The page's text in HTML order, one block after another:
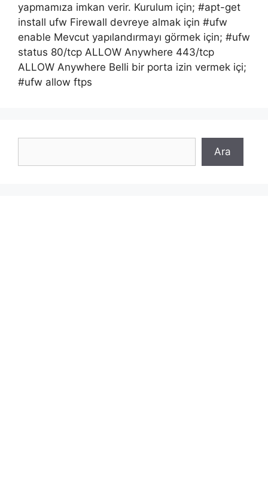
yapmamıza imkan verir. Kurulum için; #apt-get
install ufw Firewall devreye almak için #ufw
enable Mevcut yapılandırmayı görmek için; #ufw
status 80/tcp ALLOW Anywhere 443/tcp
ALLOW Anywhere Belli bir porta izin vermek içi;
#ufw allow ftps
Ara